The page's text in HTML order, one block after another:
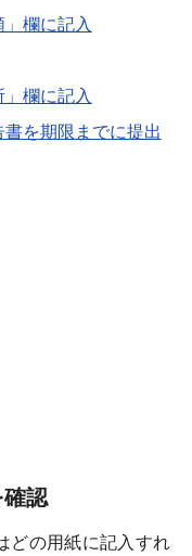
欄に記入
欄に記入
を期限までに提出
認
どの用紙に記入すれ